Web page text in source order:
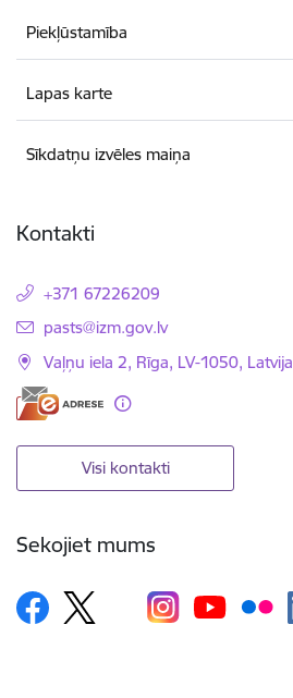
Piekļūstamība
Lapas karte
Sīkdatņu izvēles maiņa
Kontakti
+371 67226209
E-pasts:
pasts@izm.gov.lv
Vaļņu iela 2, Rīga, LV-1050, Latvija
Visi kontakti
Sekojiet mums